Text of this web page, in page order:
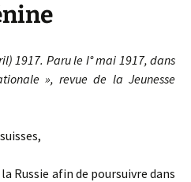
1917. Paru le I° mai 1917, dans
», revue de la Jeunesse
Russie afin de poursuivre dans